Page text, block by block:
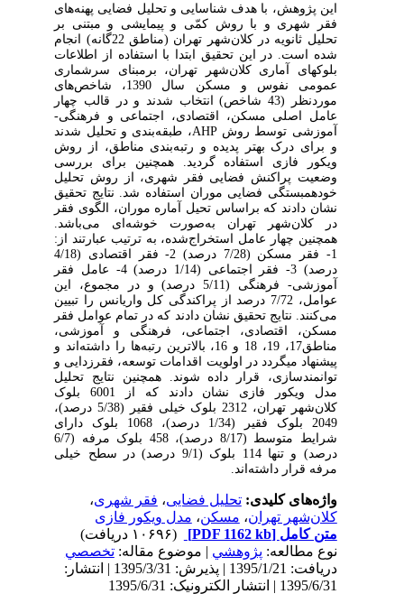
این پژوهش، با هدف شناسایی و تحلیل فضایی پهنه‌های
فقر شهری و با روش کمّی و پیمایشی و مبتنی بر
تحلیل ثانویه در کلان‌شهر تهران (مناطق 22گانه) انجام
شده است. در این تحقیق ابتدا با استفاده از اطلاعات
بلوک‏های آماری کلان‌شهر تهران، برمبنای سرشماری
عمومی نفوس و مسکن سال 1390، شاخص‌های
موردنظر (43 شاخص) انتخاب شدند و در قالب چهار
عامل اصلی مسکن، اقتصادی، اجتماعی و فرهنگی-
آموزشی توسط روش AHP، طبقه‌بندی و تحلیل شدند
و برای درک بهتر پدیده و رتبه‌بندی مناطق، از روش
ویکور فازی استفاده گردید. همچنین برای بررسی
وضعیت پراکنش فضایی فقر شهری، از روش تحلیل
خودهمبستگی فضایی موران استفاده شد. نتایج تحقیق
نشان دادند که براساس تحیل آماره موران، الگوی فقر
در کلان‌شهر تهران به‌صورت خوشه‌ای می‌باشد.
همچنین چهار عامل استخراج‌شده، به ترتیب عبارتند از:
1- فقر مسکن (7/28 درصد) 2- فقر اقتصادی (4/18
درصد) 3- فقر اجتماعی (1/14 درصد) 4- عامل فقر
آموزشی- فرهنگی (5/11 درصد) و در مجموع، این
عوامل، 7/72 درصد از پراکندگی کل واریانس را تبیین
می‌کنند. نتایج تحقیق نشان دادند که در تمام عوامل فقر
مسکن، اقتصادی، اجتماعی، فرهنگی و آموزشی،
مناطق17، 19، 18 و 16، بالاترین رتبه‌ها را داشته‌اند و
پیشنهاد می‎گردد در اولویت اقدامات توسعه، فقرزدایی و
توانمندسازی، قرار داده شوند. همچنین نتایج تحلیل
مدل ویکور فازی نشان دادند که از 6001 بلوک
کلان‌شهر تهران، 2312 بلوک خیلی فقیر (5/38 درصد)،
2049 بلوک فقیر (1/34 درصد)، 1068 بلوک دارای
شرایط متوسط (8/17 درصد)، 458 بلوک مرفه (6/7
درصد) و تنها 114 بلوک (9/1 درصد) در سطح خیلی
مرفه قرار داشته‌اند.
واژه‌های کلیدی:تحلیل فضایی،فقر شهری،
کلان‌شهر تهران ،مسکن،مدل ویکور فازی
متن کامل[PDF 1162 kb]
نوع مطالعه:پژوهشي| موضوع مقاله:تخصصي
دریافت: 1395/1/21 | پذیرش: 1395/3/31 | انتشار:
1395/6/31 | انتشار الکترونیک: 1395/6/31